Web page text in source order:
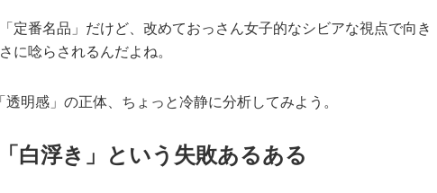
定番名品」だけど、改めておっさん女子的なシビアな視点で向き
に唸らされるんだよね。
明感」の正体、ちょっと冷静に分析してみよう。
白浮き」という失敗あるある